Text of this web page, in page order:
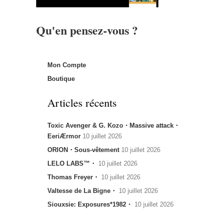
Qu'en pensez-vous ?
Mon Compte
Boutique
Articles récents
Toxic Avenger & G. Kozo・Massive attack・
EeriÆrmor 10 juillet 2026
ORION・Sous-vêtement 10 juillet 2026
LELO LABS™・ 10 juillet 2026
Thomas Freyer・ 10 juillet 2026
Valtesse de La Bigne・ 10 juillet 2026
Siouxsie: Exposures*1982・ 10 juillet 2026